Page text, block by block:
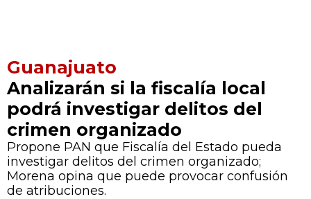
Guanajuato
Analizarán si la fiscalía local
podrá investigar delitos del
crimen organizado
Propone PAN que Fiscalía del Estado pueda
investigar delitos del crimen organizado;
Morena opina que puede provocar confusión
de atribuciones.